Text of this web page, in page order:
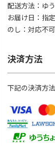
配送方法
ゆ
お届け日
指
のし
対応不可
決済方法
下記の決済方